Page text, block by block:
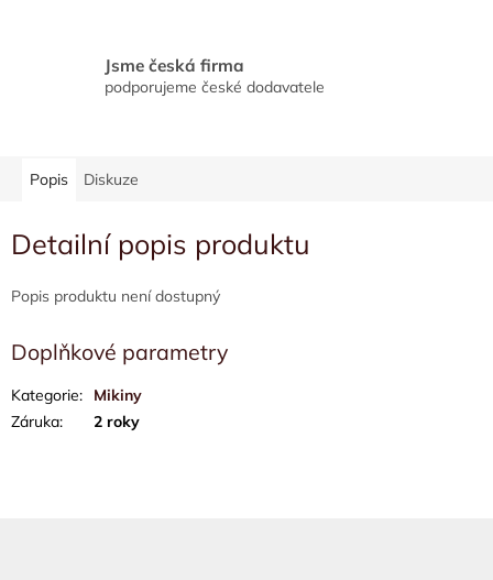
Jsme česká firma
podporujeme české dodavatele
Popis Diskuze
Detailní popis produktu
Popis produktu není dostupný
Doplňkové parametry
Kategorie:
Mikiny
Záruka: 2 roky